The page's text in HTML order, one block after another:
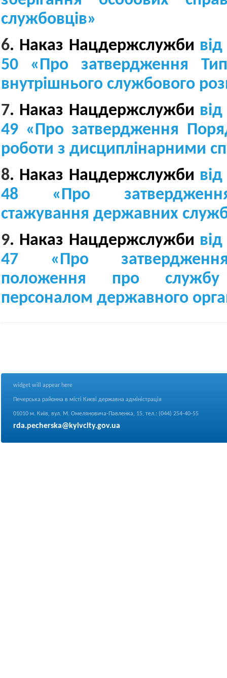
службовців»
6. Наказ Нацдержслужби
50 «Про затвердження
внутрішнього службового
7. Наказ Нацдержслужби
49 «Про затвердження
роботи з дисциплінарними
8. Наказ Нацдержслужби
48 «Про
стажування державних
9. Наказ Нацдержслужби
47 «Про
положення про службу
персоналом державного
widget will appear here
Печерська районна в місті Києві державна адміністрація
01010 м. Київ, вул. М. Омеляновича-Павленка, 15, тел.: (044) 254-40-55
rda.pecherska@kyivcity.gov.ua